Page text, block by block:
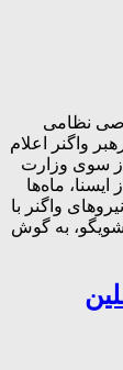
نظامی
واگنر اعلام
سوی وزارت
ماه‌ها
واگنر با
به گوش